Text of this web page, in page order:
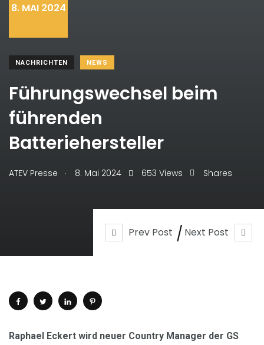
Prev Post Next Post
8. MAI 2024
NACHRICHTEN NEWS
Führungswechsel beim
führenden
Batteriehersteller
ATEV Presse . 8. Mai 2024 653 Views Shares
Raphael Eckert wird neuer Country Manager der GS